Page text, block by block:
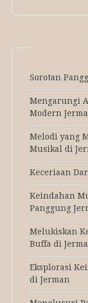
Sorotan
Mengarungi
Modern
Melodi yang
Musikal di
Keceriaan
Keindahan
Panggung
Melukiskan
Buffa di
Eksplorasi
di Jerman